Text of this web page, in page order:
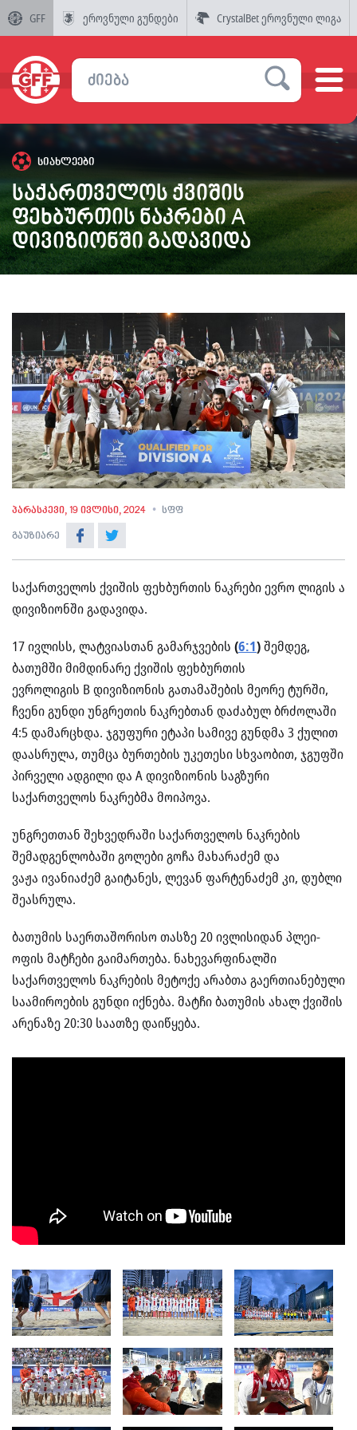
GFF ეროვნული გუნდები CrystalBet ეროვნული ლიგა
სიახლეები
საქართველოს ქვიშის
ფეხბურთის ნაკრები A
დივიზიონში გადავიდა
პარასკევი, 19 ივლისი, 2024 სფფ
გაუზიარე
საქართველოს ქვიშის ფეხბურთის ნაკრები ევრო ლიგის ა
დივიზიონში გადავიდა.
17 ივლისს, ლატვიასთან გამარჯვების (6:1)შემდეგ,
ბათუმში მიმდინარე ქვიშის ფეხბურთის
ევროლიგის B დივიზიონის გათამაშების მეორე ტურში,
ჩვენი გუნდი უნგრეთის ნაკრებთან დაძაბულ ბრძოლაში
4:5 დამარცხდა. ჯგუფური ეტაპი სამივე გუნდმა 3 ქულით
დაასრულა, თუმცა ბურთების უკეთესი სხვაობით, ჯგუფში
პირველი ადგილი და A დივიზიონის საგზური
საქართველოს ნაკრებმა მოიპოვა.
უნგრეთთან შეხვედრაში საქართველოს ნაკრების
შემადგენლობაში გოლები გოჩა მახარაძემ და
ვაჟა ივანიაძემ გაიტანეს, ლევან ფარტენაძემ კი, დუბლი
შეასრულა.
ბათუმის საერთაშორისო თასზე 20 ივლისიდან პლეი-
ოფის მატჩები გაიმართება. ნახევარფინალში
საქართველოს ნაკრების მეტოქე არაბთა გაერთიანებული
საამიროების გუნდი იქნება. მატჩი ბათუმის ახალ ქვიშის
არენაზე 20:30 საათზე დაიწყება.